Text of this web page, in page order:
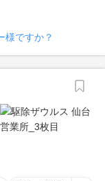
様ですか？